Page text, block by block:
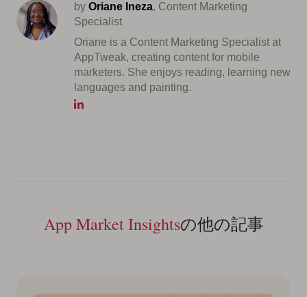
by Oriane Ineza, Content Marketing
Specialist
Oriane is a Content Marketing Specialist at
AppTweak, creating content for mobile
marketers. She enjoys reading, learning new
languages and painting.
App Market Insightsの他の記事